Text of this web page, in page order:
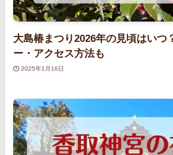
大島椿まつり2026年の見頃はいつ
ー・アクセス方法も
2025年1月16日